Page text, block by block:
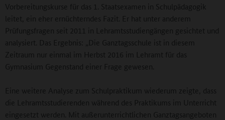
Vorbereitungskurse für das 1. Staatsexamen in Schulpädagogik
leitet, ein eher ernüchterndes Fazit. Er hat unter anderem
Prüfungsfragen seit 2011 in Lehramtsstudiengängen gesichtet und
analysiert. Das Ergebnis: „Die Ganztagsschule ist in diesem
Zeitraum nur einmal im Herbst 2016 im Lehramt für das
Gymnasium Gegenstand einer Frage gewesen.
Eine weitere Analyse zum Schulpraktikum wiederum zeigte, dass
die Lehramtsstudierenden während des Praktikums im Unterricht
eingesetzt werden. Mit außerunterrichtlichen Ganztagsangeboten